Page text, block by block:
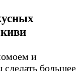
и
большее